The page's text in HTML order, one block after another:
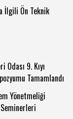
İlgili Ön Teknik
9. Kıyı
Tamamlandı
Yönetmeliği